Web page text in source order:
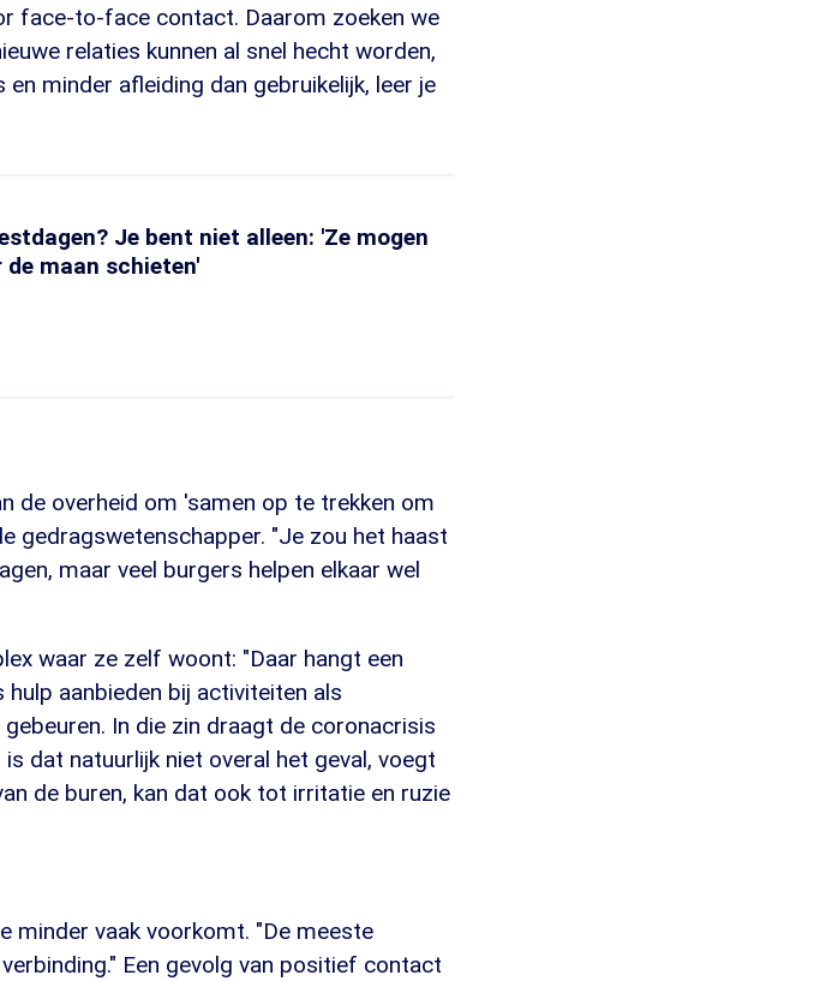
face-to-face contact. Daarom zoeken we
relaties kunnen al snel hecht worden,
minder afleiding dan gebruikelijk, leer je
Je bent niet alleen: 'Ze mogen
maan schieten'
de overheid om 'samen op te trekken om
gedragswetenschapper. "Je zou het haast
maar veel burgers helpen elkaar wel
waar ze zelf woont: "Daar hangt een
aanbieden bij activiteiten als
In die zin draagt de coronacrisis
dat natuurlijk niet overal het geval, voegt
de buren, kan dat ook tot irritatie en ruzie
minder vaak voorkomt. "De meeste
Een gevolg van positief contact